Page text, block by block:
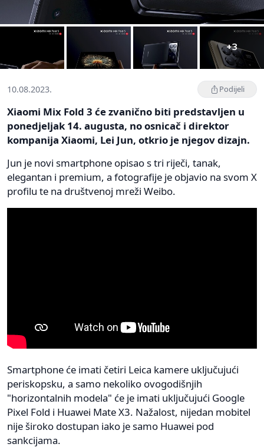
+3
10.08.2023. Podijeli
Xiaomi Mix Fold 3 će zvanično biti predstavljen u
ponedjeljak 14. augusta, no osnicač i direktor
kompanija Xiaomi, Lei Jun, otkrio je njegov dizajn.
Jun je novi smartphone opisao s tri riječi, tanak,
elegantan i premium, a fotografije je objavio na svom X
profilu te na društvenoj mreži Weibo.
Smartphone će imati četiri Leica kamere uključujući
periskopsku, a samo nekoliko ovogodišnjih
"horizontalnih modela" će je imati uključujući Google
Pixel Fold i Huawei Mate X3. Nažalost, nijedan mobitel
nije široko dostupan iako je samo Huawei pod
sankcijama.